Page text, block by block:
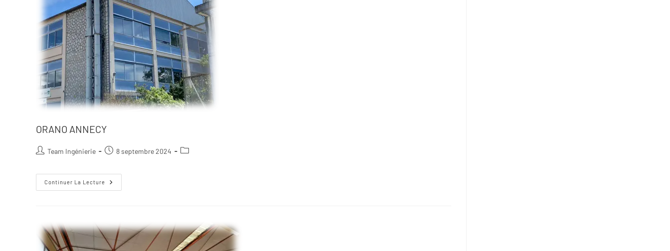
ORANO ANNECY
Team Ingénierie 8 septembre 2024
Continuer La Lecture